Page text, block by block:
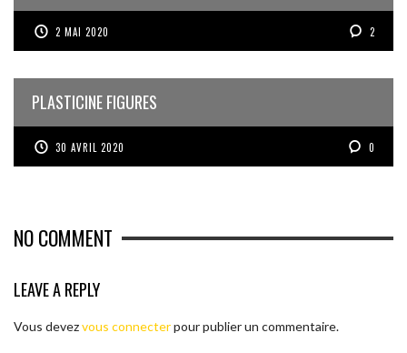
2 MAI 2020 2
PLASTICINE FIGURES
30 AVRIL 2020 0
NO COMMENT
LEAVE A REPLY
Vous devezvous connecterpour publier un commentaire.